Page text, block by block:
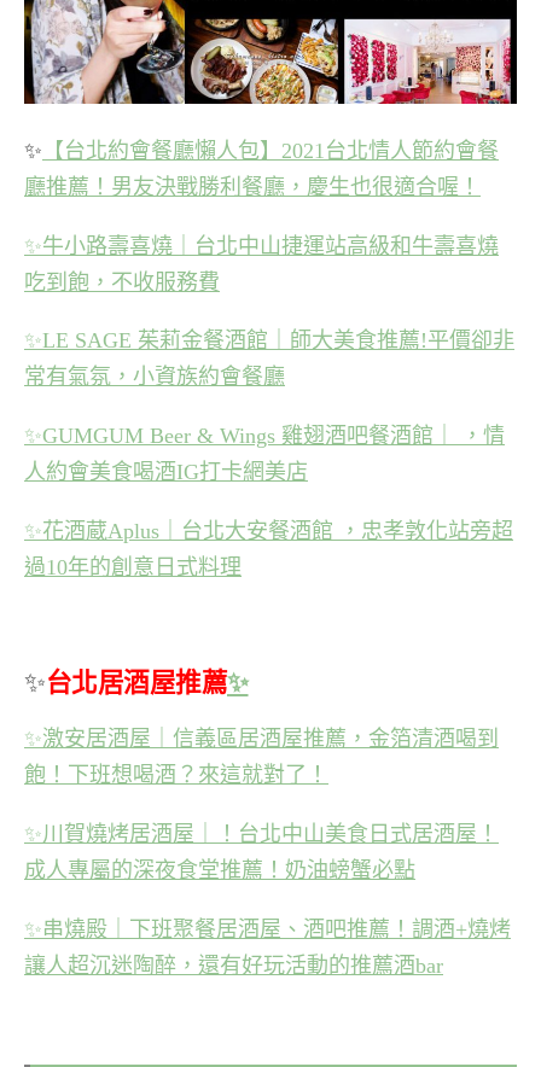
✨ 【台北約會餐廳懶人包】2021台北情人節約會餐
廳推薦！男友決戰勝利餐廳，慶生也很適合喔！
✨牛小路壽喜燒｜台北中山捷運站高級和牛壽喜燒
吃到飽，不收服務費
✨LE SAGE 茱莉金餐酒館｜師大美食推薦!平價卻非
常有氣氛，小資族約會餐廳
✨GUMGUM Beer & Wings 雞翅酒吧餐酒館｜ ，情
人約會美食喝酒IG打卡網美店
✨花酒蔵Aplus｜台北大安餐酒館 ，忠孝敦化站旁超
過10年的創意日式料理
✨台北居酒屋推薦✨
✨激安居酒屋｜信義區居酒屋推薦，金箔清酒喝到
飽！下班想喝酒？來這就對了！
✨川賀燒烤居酒屋｜！台北中山美食日式居酒屋！
成人專屬的深夜食堂推薦！奶油螃蟹必點
✨串燒殿｜下班聚餐居酒屋、酒吧推薦！調酒+燒烤
讓人超沉迷陶醉，還有好玩活動的推薦酒bar